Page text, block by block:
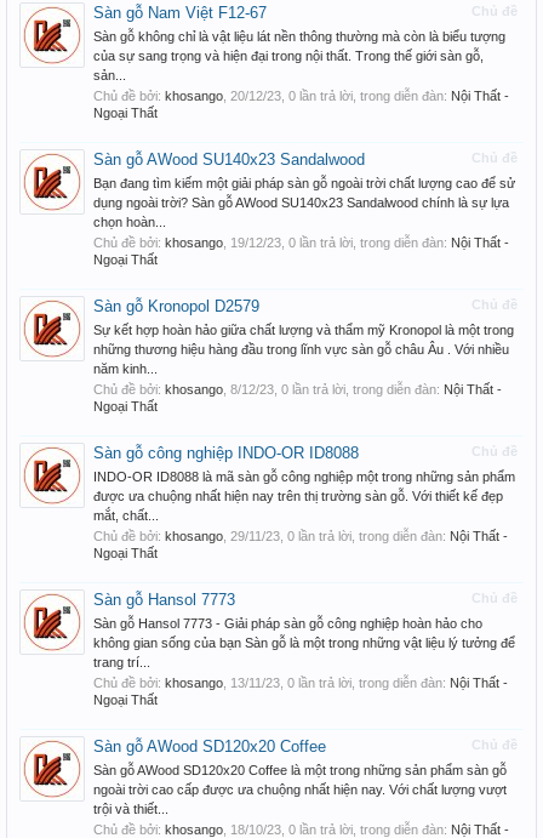
Chủ đề
Sàn gỗ Nam Việt F12-67
Sàn gỗ không chỉ là vật liệu lát nền thông thường mà còn là biểu tượng
của sự sang trọng và hiện đại trong nội thất. Trong thế giới sàn gỗ,
sản...
Chủ đề bởi: khosango 20/12/23 , 0 lần trả lời, trong diễn đàn: Nội Thất -
Ngoại Thất
Chủ đề
Sàn gỗ AWood SU140x23 Sandalwood
Bạn đang tìm kiếm một giải pháp sàn gỗ ngoài trời chất lượng cao để sử
dụng ngoài trời? Sàn gỗ AWood SU140x23 Sandalwood chính là sự lựa
chọn hoàn...
Chủ đề bởi: khosango 19/12/23 , 0 lần trả lời, trong diễn đàn: Nội Thất -
Ngoại Thất
Chủ đề
Sàn gỗ Kronopol D2579
Sự kết hợp hoàn hảo giữa chất lượng và thẩm mỹ Kronopol là một trong
những thương hiệu hàng đầu trong lĩnh vực sàn gỗ châu Âu . Với nhiều
năm kinh...
Chủ đề bởi: khosango 8/12/23 , 0 lần trả lời, trong diễn đàn: Nội Thất -
Ngoại Thất
Chủ đề
Sàn gỗ công nghiệp INDO-OR ID8088
INDO-OR ID8088 là mã sàn gỗ công nghiệp một trong những sản phẩm
được ưa chuộng nhất hiện nay trên thị trường sàn gỗ. Với thiết kế đẹp
mắt, chất...
Chủ đề bởi: khosango 29/11/23 , 0 lần trả lời, trong diễn đàn: Nội Thất -
Ngoại Thất
Chủ đề
Sàn gỗ Hansol 7773
Sàn gỗ Hansol 7773 - Giải pháp sàn gỗ công nghiệp hoàn hảo cho
không gian sống của bạn Sàn gỗ là một trong những vật liệu lý tưởng để
trang trí...
Chủ đề bởi: khosango 13/11/23 , 0 lần trả lời, trong diễn đàn: Nội Thất -
Ngoại Thất
Chủ đề
Sàn gỗ AWood SD120x20 Coffee
Sàn gỗ AWood SD120x20 Coffee là một trong những sản phẩm sàn gỗ
ngoài trời cao cấp được ưa chuộng nhất hiện nay. Với chất lượng vượt
trội và thiết...
Chủ đề bởi: khosango 18/10/23 , 0 lần trả lời, trong diễn đàn: Nội Thất -